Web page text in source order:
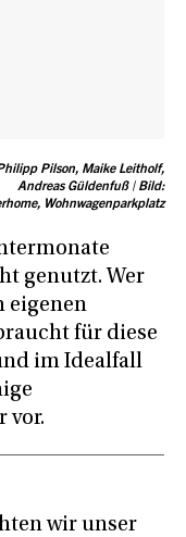
Pilson, Maike Leitholf,
Andreas Güldenfuß | Bild:
Wohnwagenparkplatz
genutzt. Wer
eigenen
für diese
im Idealfall
vor.
wir unser